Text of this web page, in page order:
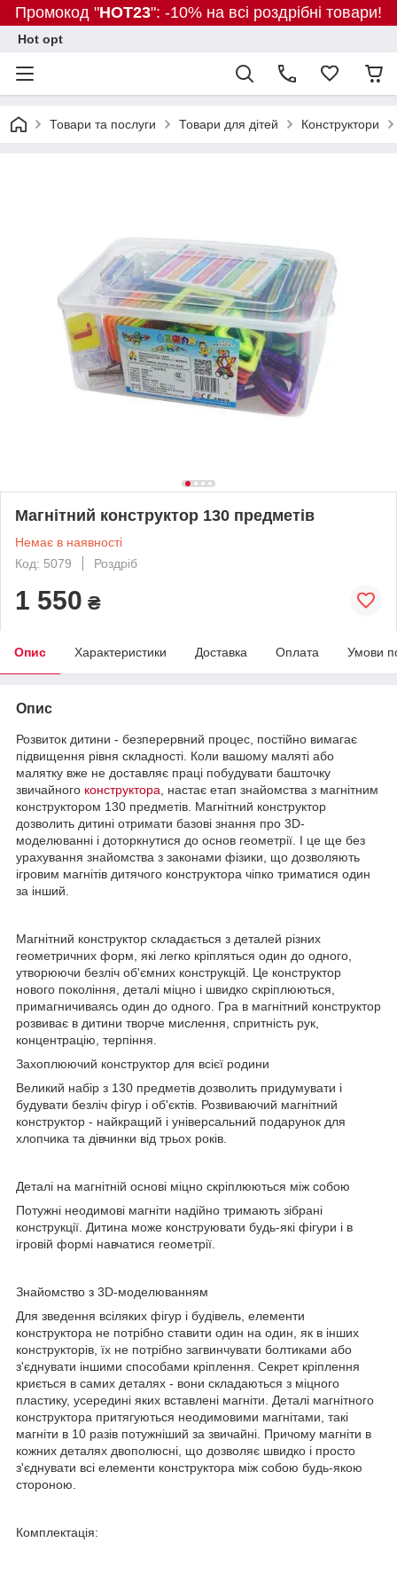
Промокод "HOT23": -10% на всі роздрібні товари!
Hot opt
Товари та послуги Товари для дітей Конструктори
Магнітний конструктор 130 предметів
Немає в наявності
Код: 5079
Роздріб
1 550 ₴
Опис Характеристики Доставка Оплата Умови
Опис
Розвиток дитини - безперервний процес, постійно вимагає
підвищення рівня складності. Коли вашому маляті або
малятку вже не доставляє праці побудувати башточку
звичайного конструктора , настає етап знайомства з магнітним
конструктором 130 предметів. Магнітний конструктор
дозволить дитині отримати базові знання про 3D-
моделюванні і доторкнутися до основ геометрії. І це ще без
урахування знайомства з законами фізики, що дозволяють
ігровим магнітів дитячого конструктора чіпко триматися один
за інший.
Магнітний конструктор складається з деталей різних
геометричних форм, які легко кріпляться один до одного,
утворюючи безліч об'ємних конструкцій. Це конструктор
нового покоління, деталі міцно і швидко скріплюються,
примагничиваясь один до одного. Гра в магнітний конструктор
розвиває в дитини творче мислення, спритність рук,
концентрацію, терпіння.
Захоплюючий конструктор для всієї родини
Великий набір з 130 предметів дозволить придумувати і
будувати безліч фігур і об'єктів. Розвиваючий магнітний
конструктор - найкращий і універсальний подарунок для
хлопчика та дівчинки від трьох років.
Деталі на магнітній основі міцно скріплюються між собою
Потужні неодимові магніти надійно тримають зібрані
конструкції. Дитина може конструювати будь-які фігури і в
ігровій формі навчатися геометрії.
Знайомство з 3D-моделюванням
Для зведення всіляких фігур і будівель, елементи
конструктора не потрібно ставити один на один, як в інших
конструкторів, їх не потрібно загвинчувати болтиками або
з'єднувати іншими способами кріплення. Секрет кріплення
криється в самих деталях - вони складаються з міцного
пластику, усередині яких вставлені магніти. Деталі магнітного
конструктора притягуються неодимовими магнітами, такі
магніти в 10 разів потужніший за звичайні. Причому магніти в
кожних деталях двополюсні, що дозволяє швидко і просто
з'єднувати всі елементи конструктора між собою будь-якою
стороною.
Комплектація: